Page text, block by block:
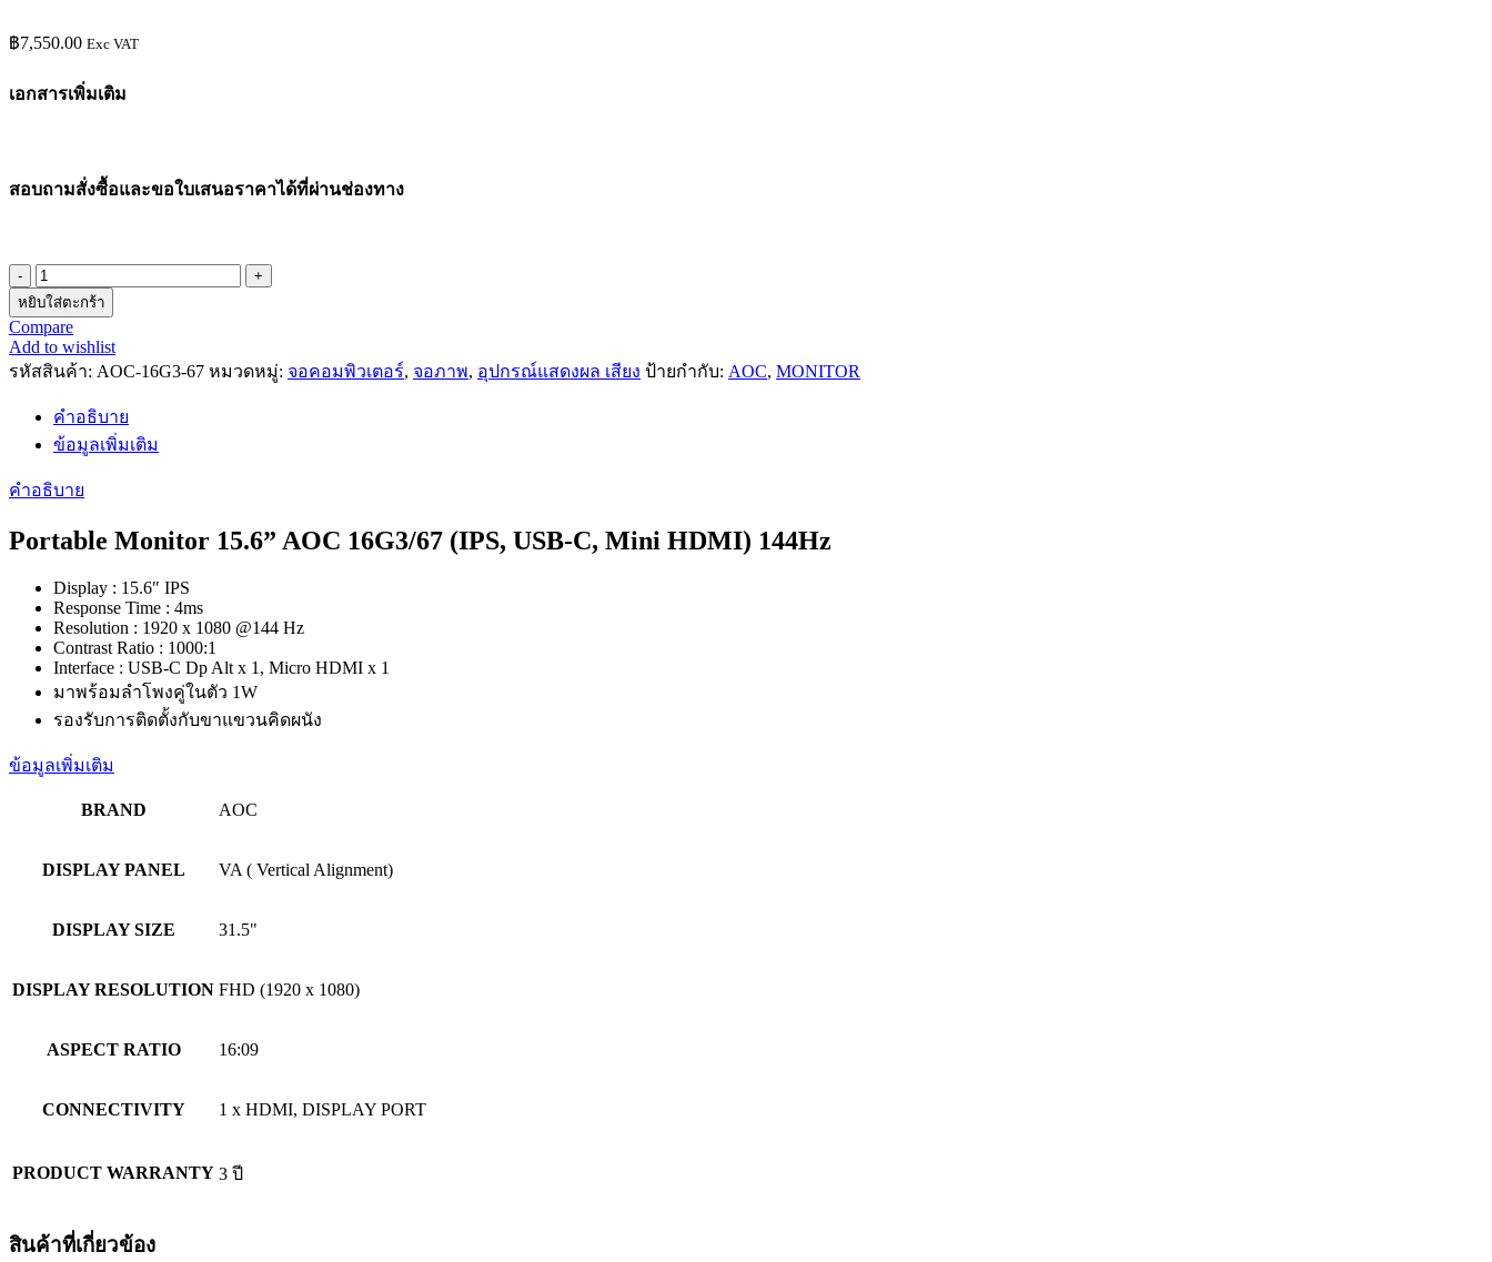
฿7,550.00 Exc VAT
เอกสารเพิ่มเติม
สอบถามสั่งซื้อและขอใบเสนอราคาได้ที่ผ่านช่องทาง
หยิบใส่ตะกร้า
Compare
Add to wishlist
รหัสสินค้า: AOC-16G3-67 หมวดหมู่: จอคอมพิวเตอร์, จอภาพ, อุปกรณ์แสดงผล เสียง ป้ายกำกับ: AOC, MONITOR
คำอธิบาย
ข้อมูลเพิ่มเติม
คำอธิบาย
Portable Monitor 15.6” AOC 16G3/67 (IPS, USB-C, Mini HDMI) 144Hz
Display : 15.6″ IPS
Response Time : 4ms
Resolution : 1920 x 1080 @144 Hz
Contrast Ratio : 1000:1
Interface : USB-C Dp Alt x 1, Micro HDMI x 1
มาพร้อมลำโพงคู่ในตัว 1W
รองรับการติดตั้งกับขาแขวนคิดผนัง
ข้อมูลเพิ่มเติม
BRAND AOC
DISPLAY PANEL VA ( Vertical Alignment)
DISPLAY SIZE 31.5"
DISPLAY RESOLUTION FHD (1920 x 1080)
ASPECT RATIO 16:09
CONNECTIVITY 1 x HDMI, DISPLAY PORT
PRODUCT WARRANTY 3 ปี
สินค้าที่เกี่ยวข้อง